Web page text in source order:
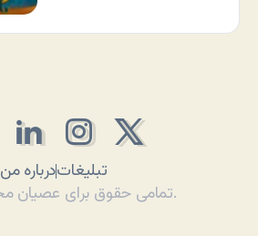
درباره منتبلیغات
تمامی حقوق برای عصیان محفوظ است.